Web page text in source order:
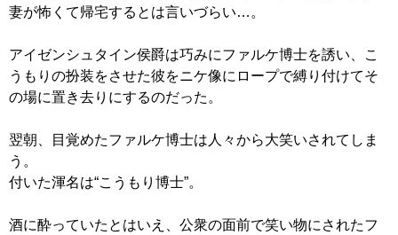
妻が怖くて帰宅するとは言いづらい…。
アイゼンシュタイン侯爵は巧みにファルケ博士を誘い、こ
うもりの扮装をさせた彼をニケ像にロープで縛り付けてそ
の場に置き去りにするのだった。
翌朝、目覚めたファルケ博士は人々から大笑いされてしま
う。
付いた渾名は“こうもり博士”。
酒に酔っていたとはいえ、公衆の面前で笑い物にされたフ